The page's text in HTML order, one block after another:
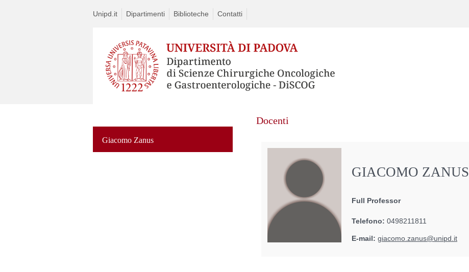
Unipd.it Dipartimenti Biblioteche Contatti
Giacomo Zanus
to
Docenti
GIACOMO ZANUS
Full Professor
Telefono: 0498211811
E-mail: giacomo.zanus@unipd.it